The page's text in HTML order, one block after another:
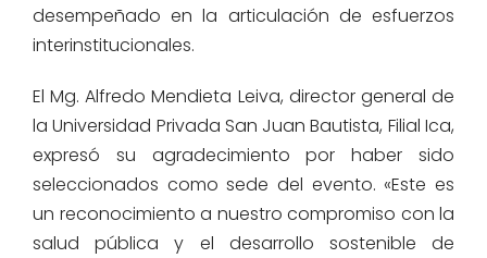
desempeñado en la articulación de esfuerzos
interinstitucionales.
El Mg. Alfredo Mendieta Leiva, director general de
la Universidad Privada San Juan Bautista, Filial Ica,
expresó su agradecimiento por haber sido
seleccionados como sede del evento. «Este es
un reconocimiento a nuestro compromiso con la
salud pública y el desarrollo sostenible de